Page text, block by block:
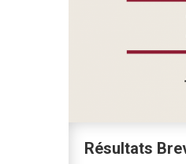
Résultats